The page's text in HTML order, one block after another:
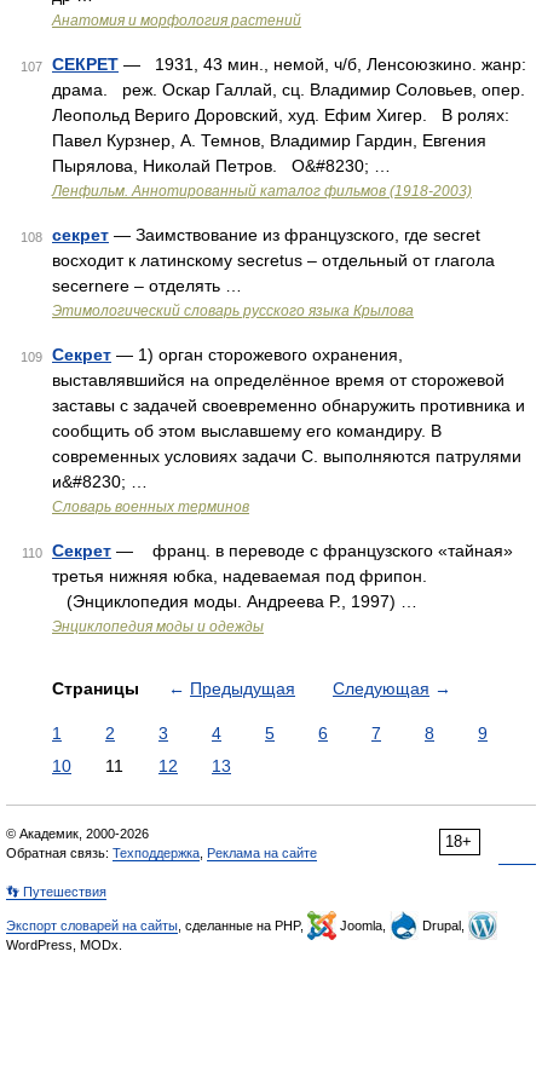
Анатомия и морфология растений
107 СЕКРЕТ — 1931, 43 мин., немой, ч/б, Ленсоюзкино. жанр:
драма. реж. Оскар Галлай, сц. Владимир Соловьев, опер.
Леопольд Вериго Доровский, худ. Ефим Хигер. В ролях:
Павел Курзнер, А. Темнов, Владимир Гардин, Евгения
Пырялова, Николай Петров. О&#8230; …
Ленфильм. Аннотированный каталог фильмов (1918-2003)
108 секрет — Заимствование из французского, где secret
восходит к латинскому secretus – отдельный от глагола
secernere – отделять …
Этимологический словарь русского языка Крылова
109 Секрет — 1) орган сторожевого охранения,
выставлявшийся на определённое время от сторожевой
заставы с задачей своевременно обнаружить противника и
сообщить об этом выславшему его командиру. В
современных условиях задачи С. выполняются патрулями
и&#8230; …
Словарь военных терминов
110 Секрет — франц. в переводе с французского «тайная»
третья нижняя юбка, надеваемая под фрипон.
(Энциклопедия моды. Андреева Р., 1997) …
Энциклопедия моды и одежды
Страницы ← Предыдущая Следующая →
1 2 3 4 5 6 7 8
9
10
11 12 13
18+
© Академик, 2000-2026
Обратная связь: Техподдержка Реклама на сайте
👣 Путешествия
Экспорт словарей на сайты , сделанные на PHP, Joomla,
Drupal,
WordPress, MODx.